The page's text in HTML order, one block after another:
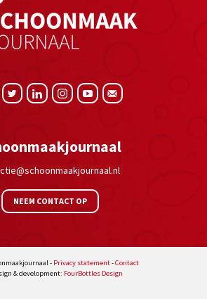
NEEM CONTACT OP
- Privacy statement-Contact
& development: FourBottles Design